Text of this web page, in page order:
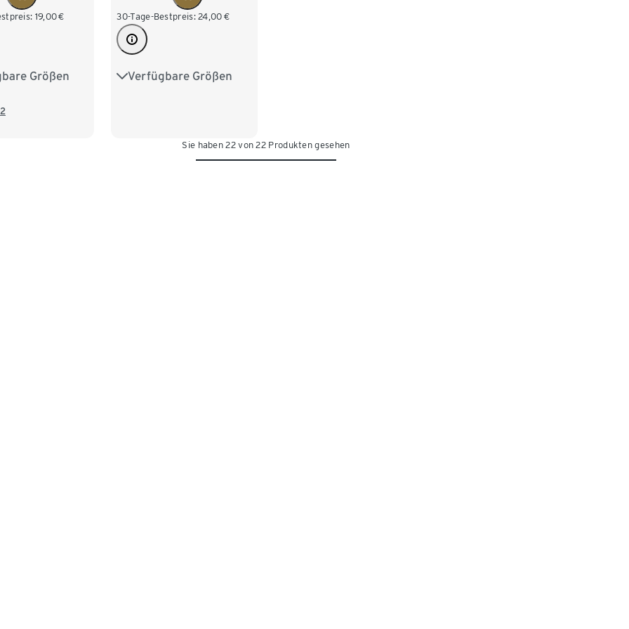
19,00€
Größen
M 48/50
30-Tage-Bestpreis: 24,00 €
Verfügbare Größen
S 44/46 M 48/50
Sie haben 22 von 22 Produkten gesehen